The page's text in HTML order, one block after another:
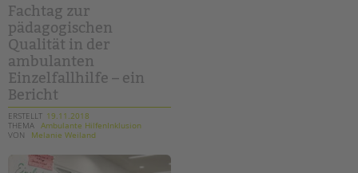
programm
erschienen
Fachtag zur
pädagogischen
Qualität in der
ambulanten
Einzelfallhilfe – ein
Bericht
ERSTELLT 19.11.2018
THEMA Ambulante HilfenInklusion
VON
Melanie Weiland